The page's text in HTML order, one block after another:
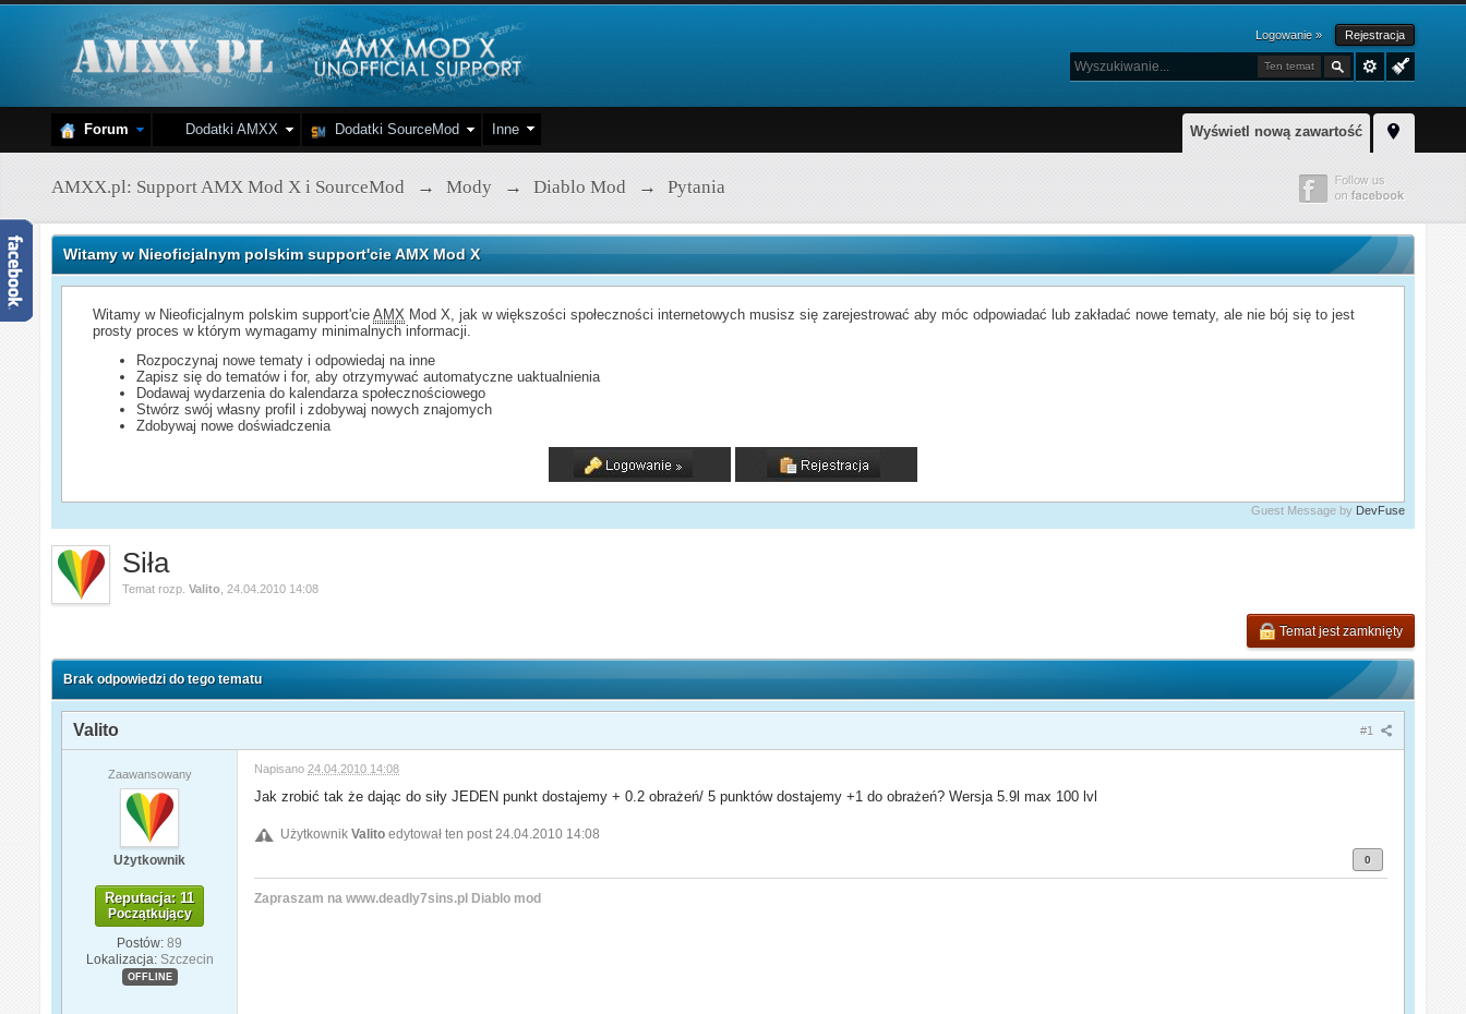
Logowanie » Rejestracja
Ten temat
Wyświetl nową zawartość
Forum Dodatki AMXX Dodatki SourceMod Inne
AMXX.pl: Support AMX Mod X i SourceMod → Mody → Diablo Mod → Pytania
Witamy w Nieoficjalnym polskim support'cie AMX Mod X
Witamy w Nieoficjalnym polskim support'cieAMX Mod X, jak w większości społeczności internetowych musisz się zarejestrować aby móc odpowiadać lub zakładać nowe tematy, ale nie bój się to jest
prosty proces w którym wymagamy minimalnych informacji.
Rozpoczynaj nowe tematy i odpowiedaj na inne
Zapisz się do tematów i for, aby otrzymywać automatyczne uaktualnienia
Dodawaj wydarzenia do kalendarza społecznościowego
Stwórz swój własny profil i zdobywaj nowych znajomych
Zdobywaj nowe doświadczenia
Guest Message by DevFuse
Siła
Temat rozp.Valito 24.04.2010 14:08
Temat jest zamknięty
Brak odpowiedzi do tego tematu
#1
Valito
Zaawansowany
Użytkownik
Reputacja: 11
Początkujący
Postów: 89
Lokalizacja: Szczecin
OFFLINE
Napisano 24.04.2010 14:08
Jak zrobić tak że dając do siły JEDEN punkt dostajemy + 0.2 obrażeń/ 5 punktów dostajemy +1 do obrażeń? Wersja 5.9l max 100 lvl
UżytkownikValito edytował ten post 24.04.2010 14:08
0
Zapraszam na www.deadly7sins.pl Diablo mod